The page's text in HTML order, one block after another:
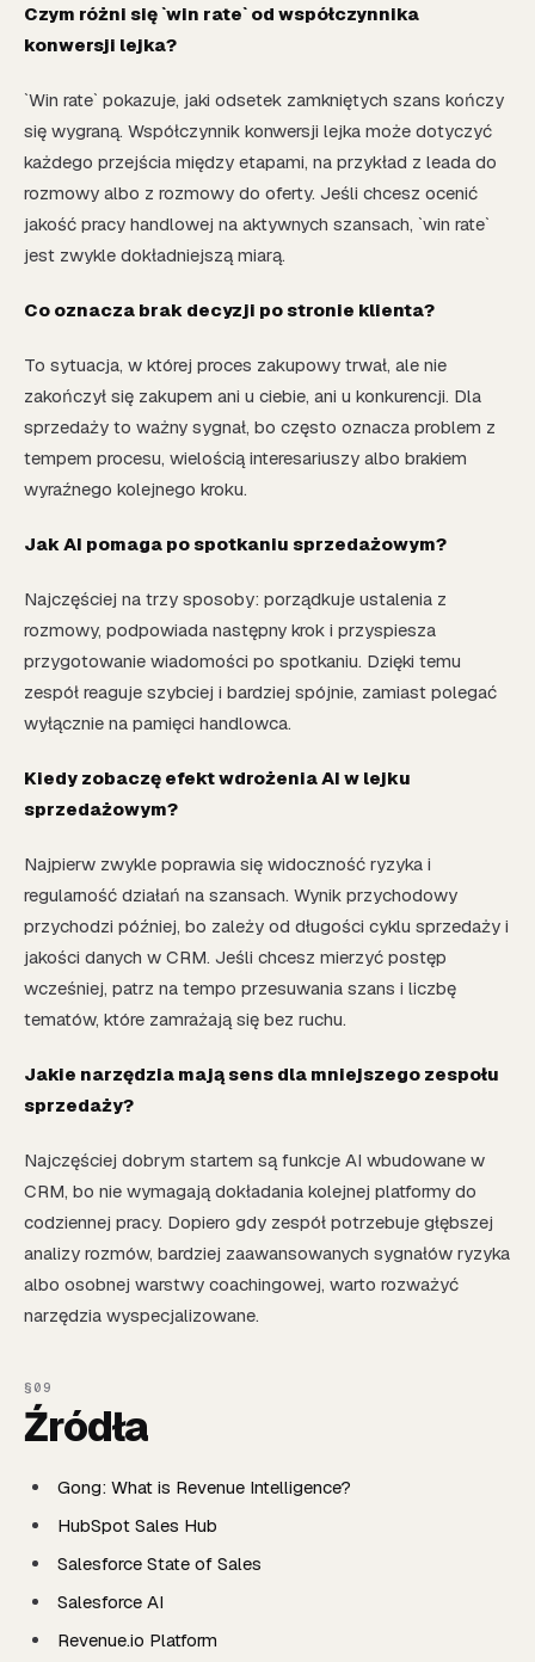
Czym różni się `win rate` od współczynnika
konwersji lejka?
`Win rate` pokazuje, jaki odsetek zamkniętych szans kończy
się wygraną. Współczynnik konwersji lejka może dotyczyć
każdego przejścia między etapami, na przykład z leada do
rozmowy albo z rozmowy do oferty. Jeśli chcesz ocenić
jakość pracy handlowej na aktywnych szansach, `win rate`
jest zwykle dokładniejszą miarą.
Co oznacza brak decyzji po stronie klienta?
To sytuacja, w której proces zakupowy trwał, ale nie
zakończył się zakupem ani u ciebie, ani u konkurencji. Dla
sprzedaży to ważny sygnał, bo często oznacza problem z
tempem procesu, wielością interesariuszy albo brakiem
wyraźnego kolejnego kroku.
Jak AI pomaga po spotkaniu sprzedażowym?
Najczęściej na trzy sposoby: porządkuje ustalenia z
rozmowy, podpowiada następny krok i przyspiesza
przygotowanie wiadomości po spotkaniu. Dzięki temu
zespół reaguje szybciej i bardziej spójnie, zamiast polegać
wyłącznie na pamięci handlowca.
Kiedy zobaczę efekt wdrożenia AI w lejku
sprzedażowym?
Najpierw zwykle poprawia się widoczność ryzyka i
regularność działań na szansach. Wynik przychodowy
przychodzi później, bo zależy od długości cyklu sprzedaży i
jakości danych w CRM. Jeśli chcesz mierzyć postęp
wcześniej, patrz na tempo przesuwania szans i liczbę
tematów, które zamrażają się bez ruchu.
Jakie narzędzia mają sens dla mniejszego zespołu
sprzedaży?
Najczęściej dobrym startem są funkcje AI wbudowane w
CRM, bo nie wymagają dokładania kolejnej platformy do
codziennej pracy. Dopiero gdy zespół potrzebuje głębszej
analizy rozmów, bardziej zaawansowanych sygnałów ryzyka
albo osobnej warstwy coachingowej, warto rozważyć
narzędzia wyspecjalizowane.
Źródła
Gong: What is Revenue Intelligence?
HubSpot Sales Hub
Salesforce State of Sales
Salesforce AI
Revenue.io Platform